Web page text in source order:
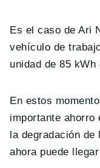
Es el caso de Ari
vehículo de
unidad de 85
En estos
importante ahorro
la degradación
ahora puede